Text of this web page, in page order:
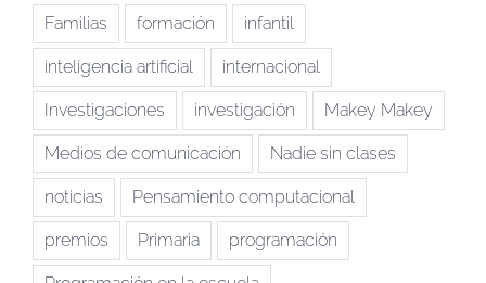
Familias formación infantil
inteligencia artificial internacional
Investigaciones investigación Makey Makey
Medios de comunicación Nadie sin clases
noticias Pensamiento computacional
premios Primaria programación